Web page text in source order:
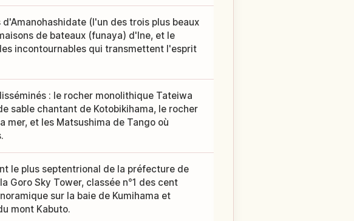
(l'un des trois plus beaux
de bateaux (funaya) d'Ine, et le
incontournables qui transmettent l'esprit
: le rocher monolithique Tateiwa
sable chantant de Kotobikihama, le rocher
mer, et les Matsushima de Tango où
le plus septentrional de la préfecture de
Goro Sky Tower, classée n°1 des cent
sur la baie de Kumihama et
mont Kabuto.